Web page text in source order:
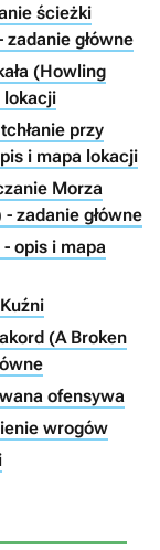
ścieżki
główne
(Howling
lokacji
przy
i mapa lokacji
Morza
zadanie główne
opis i mapa
(A Broken
ofensywa
wrogów